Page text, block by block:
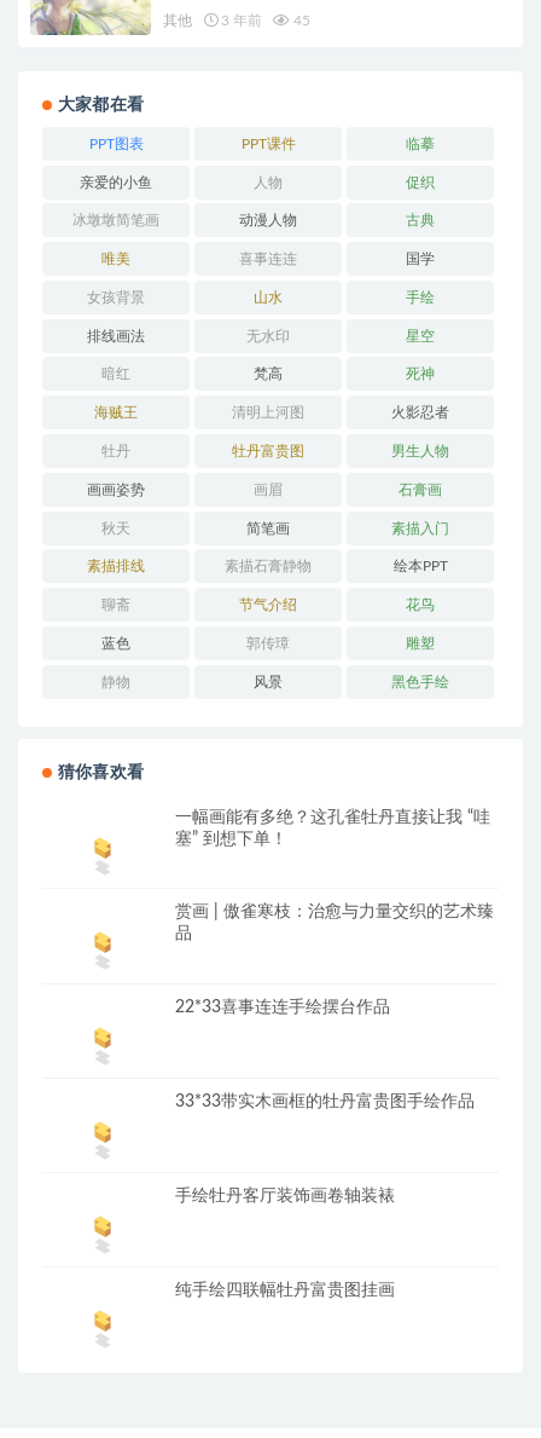
其他 3 年前 45
大家都在看
PPT图表 PPT课件 临摹
亲爱的小鱼 人物 促织
冰墩墩简笔画 动漫人物 古典
唯美 喜事连连 国学
女孩背景 山水 手绘
排线画法 无水印 星空
暗红 梵高 死神
海贼王 清明上河图 火影忍者
牡丹 牡丹富贵图 男生人物
画画姿势 画眉 石膏画
秋天 简笔画 素描入门
素描排线 素描石膏静物 绘本PPT
聊斋 节气介绍 花鸟
蓝色 郭传璋 雕塑
静物 风景 黑色手绘
猜你喜欢看
一幅画能有多绝？这孔雀牡丹直接让我 “哇
塞” 到想下单！
赏画 | 傲雀寒枝：治愈与力量交织的艺术臻
品
22*33喜事连连手绘摆台作品
33*33带实木画框的牡丹富贵图手绘作品
手绘牡丹客厅装饰画卷轴装裱
纯手绘四联幅牡丹富贵图挂画